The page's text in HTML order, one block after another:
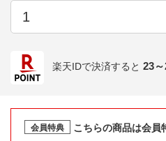
楽天IDで決済すると 23
会員特典
こちらの商品は会員